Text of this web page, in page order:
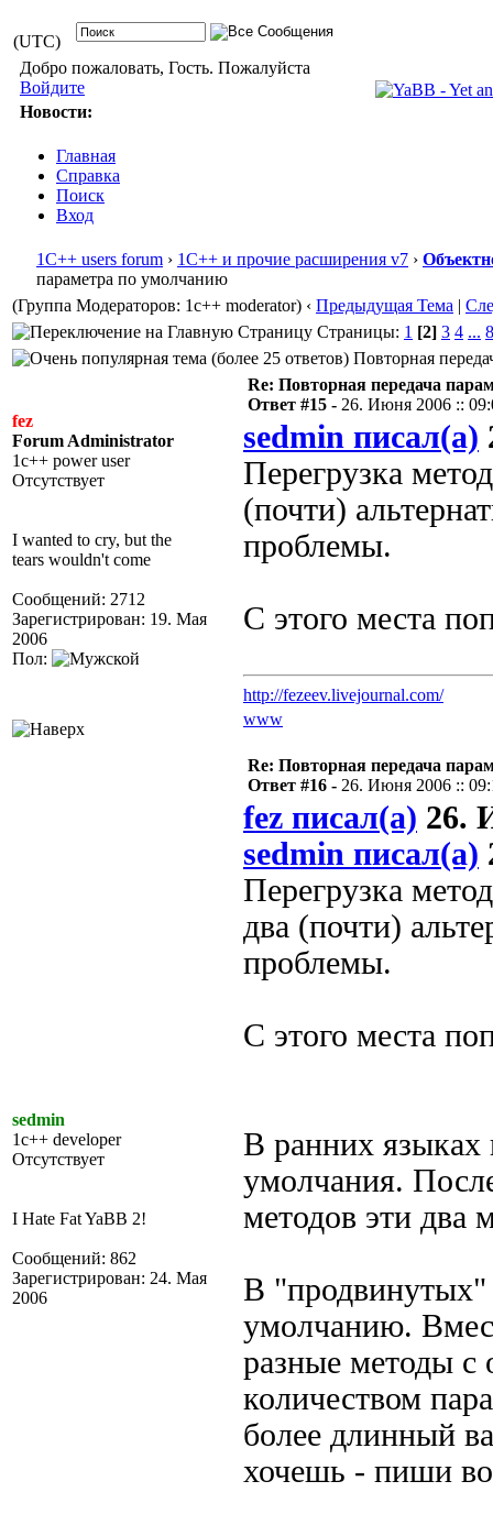
(UTC)
Добро пожаловать, Гость. Пожалуйста
Войдите
Новости:
Главная
Справка
Поиск
Вход
1С++ users forum › 1С++ и прочие расширения v7 ›
параметра по умолчанию
(Группа Модераторов: 1c++ moderator) ‹ Предыдущая Тема |
Страницы: 1 [2] 3 4 ... 8
Повторная
fez
Forum Administrator
1c++ power user
Отсутствует
I wanted to cry, but the
tears wouldn't come
Сообщений: 2712
Зарегистрирован: 19. Мая
2006
Пол:
Re: Повторная передача
Ответ #15 - 26. Июня 2006 ::
sedmin писал(а)
Перегрузка
(почти)
проблемы.
С этого места
http://fezeev.livejournal.com/
www
sedmin
1c++ developer
Отсутствует
I Hate Fat YaBB 2!
Сообщений: 862
Зарегистрирован: 24. Мая
2006
Re: Повторная передача
Ответ #16 - 26. Июня 2006 ::
fez писал(а) 26.
sedmin писал(а)
Перегрузка
два (почти)
проблемы.
С этого места
В ранних языках
умолчания.
методов эти два
В "продвинутых"
умолчанию.
разные методы
количеством
более длинный
хочешь - пиши